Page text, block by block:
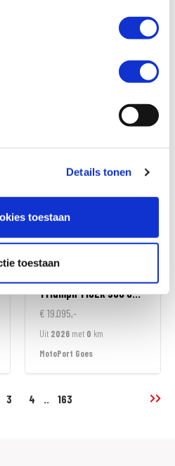
Details tonen
toestaan
toestaan
MotoPort Wormerveer
TriumphTIGER 900 GT ALPINE EDITION
€ 19.095,-
Uit 2026 met 0 km
MotoPort Goes
3 4 .. 163